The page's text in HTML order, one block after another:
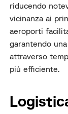
riducendo
vicinanza ai
aeroporti
garantendo
attraverso
più efficiente.